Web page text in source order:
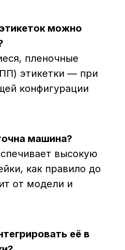
можно
пленочные
этикетки — при
конфигурации
машина?
высокую
как правило до
от модели и
её в